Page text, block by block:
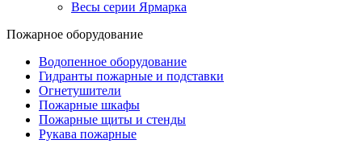
Весы серии Ярмарка
Пожарное оборудование
Водопенное оборудование
Гидранты пожарные и подставки
Огнетушители
Пожарные шкафы
Пожарные щиты и стенды
Рукава пожарные